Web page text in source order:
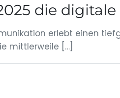
die
erlebt einen
mittlerweile […]